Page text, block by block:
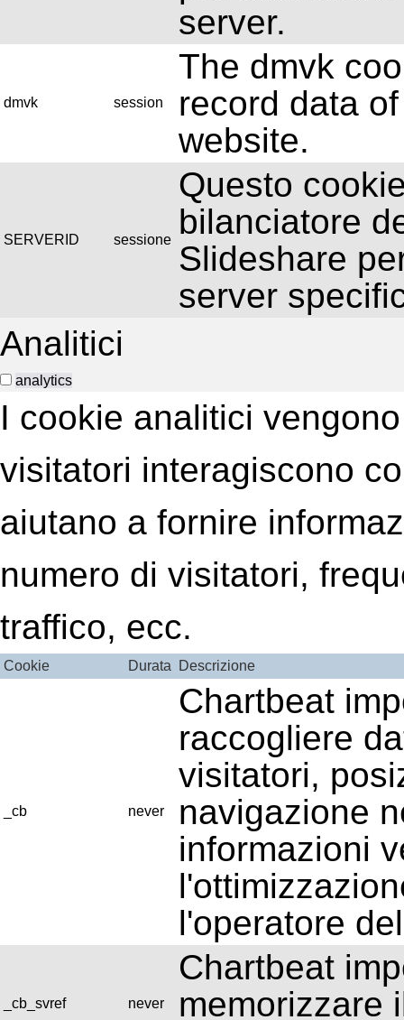
server.
dmvk session
The dmvk
record data
website.
SERVERID sessione
Questo
bilanciatore
Slideshare
server
Analitici
analytics
I cookie analitici
visitatori interagiscono
aiutano a fornire
numero di visitatori,
traffico, ecc.
Cookie Durata Descrizione
_cb never
Chartbeat
raccogliere
visitatori,
navigazione
informazioni
l'operatore
_cb_svref never
Chartbeat
memorizzare